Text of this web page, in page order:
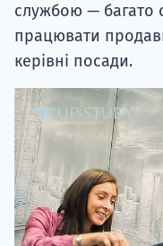
службою — багато
працювати
керівні посади.